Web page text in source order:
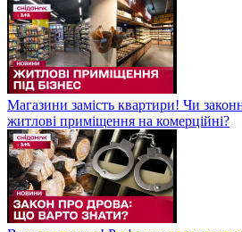
Магазини замість квартири! Чи
житлові приміщення на комерційні?